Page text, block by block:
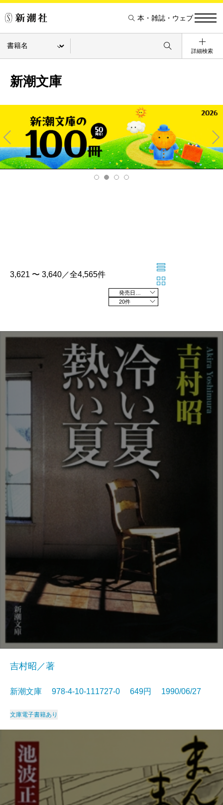
本・雑誌・ウェブ
詳細検索
新潮文庫
Pre
v
Ne
xt
3,621 〜 3,640／全4,565件
20件
吉村昭／著
新潮文庫 978-4-10-111727-0 649円 1990/06/27
文庫電子書籍あり